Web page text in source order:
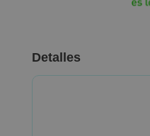
Detalles